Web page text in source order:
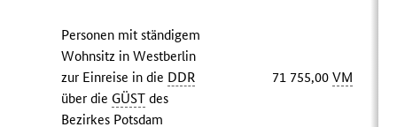
Personen mit ständigem
Wohnsitz in Westberlin
zur Einreise in die DDR
über die GÜST des
Bezirkes Potsdam
71 755,00VM